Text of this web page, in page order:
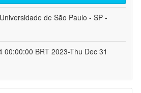
Universidade de São Paulo - SP -
00:00:00 BRT 2023-Thu Dec 31